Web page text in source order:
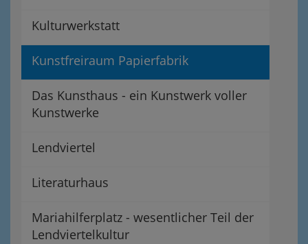
Kulturwerkstatt
Kunstfreiraum Papierfabrik
Das Kunsthaus - ein Kunstwerk voller
Kunstwerke
Lendviertel
Literaturhaus
Mariahilferplatz - wesentlicher Teil der
Lendviertelkultur